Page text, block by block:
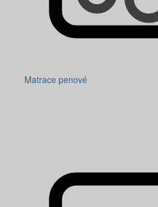
Matrace penové